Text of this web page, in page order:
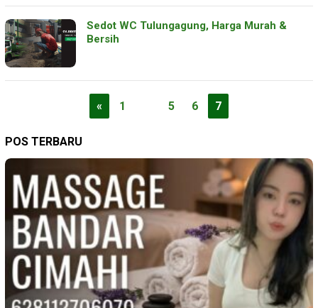
Sedot WC Tulungagung, Harga Murah &
Bersih
« 1 5 6 7
POS TERBARU